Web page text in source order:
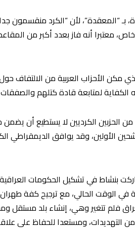
بـ “المعقدة”، لأن “الكرد منقسمون
مكن الأحزاب العربية من الالتفاف
الكفاية لمتابعة قادة كتلهم
الكرديين لا يستطيع أن يضمن
الأولين، وقد يوافق الديمقراطي
بنشاط في تشكيل الحكومات
في الوقت الحالي، مع ترجيح كفة
فلم تتغير وهي، إنشاء بلد مستقل
التهديدات، ومستعدا للحفاظ على